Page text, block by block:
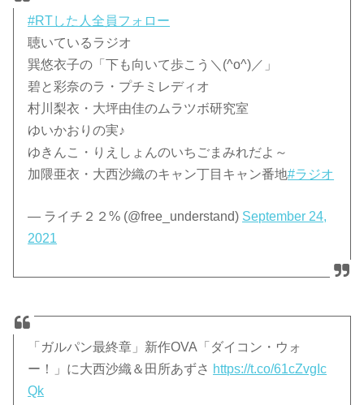
#RTした人全員フォロー
聴いているラジオ
巽悠衣子の「下も向いて歩こう＼(^o^)／」
碧と彩奈のラ・プチミレディオ
村川梨衣・大坪由佳のムラツボ研究室
ゆいかおりの実♪
ゆきんこ・りえしょんのいちごまみれだよ～
加隈亜衣・大西沙織のキャン丁目キャン番地#ラジオ
— ライチ２２% (@free_understand) September 24,
2021
「ガルパン最終章」新作OVA「ダイコン・ウォ
ー！」に大西沙織＆田所あずさ https://t.co/61cZvgIc
Qk